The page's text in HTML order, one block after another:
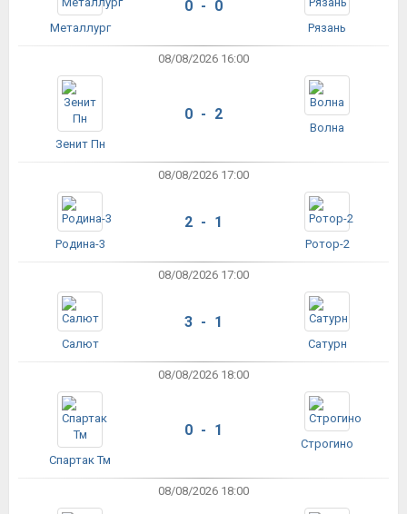
Металлург
0 - 0
Рязань
08/08/2026 16:00
Зенит Пн
0 - 2
Волна
08/08/2026 17:00
Родина-3
2 - 1
Ротор-2
08/08/2026 17:00
Салют
3 - 1
Сатурн
08/08/2026 18:00
Спартак Тм
0 - 1
Строгино
08/08/2026 18:00